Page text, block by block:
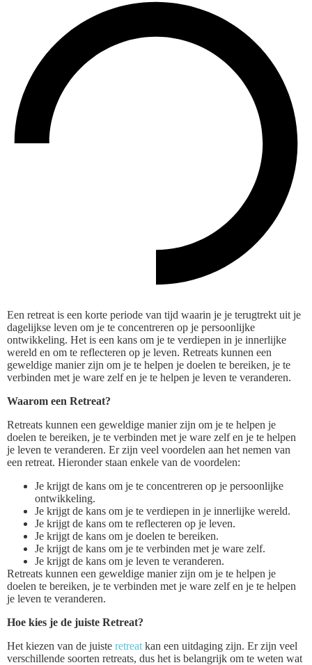
Een retreat is een korte periode van tijd waarin je je terugtrekt uit je
dagelijkse leven om je te concentreren op je persoonlijke
ontwikkeling. Het is een kans om je te verdiepen in je innerlijke
wereld en om te reflecteren op je leven. Retreats kunnen een
geweldige manier zijn om je te helpen je doelen te bereiken, je te
verbinden met je ware zelf en je te helpen je leven te veranderen.
Waarom een Retreat?
Retreats kunnen een geweldige manier zijn om je te helpen je
doelen te bereiken, je te verbinden met je ware zelf en je te helpen
je leven te veranderen. Er zijn veel voordelen aan het nemen van
een retreat. Hieronder staan enkele van de voordelen:
Je krijgt de kans om je te concentreren op je persoonlijke
ontwikkeling.
Je krijgt de kans om je te verdiepen in je innerlijke wereld.
Je krijgt de kans om te reflecteren op je leven.
Je krijgt de kans om je doelen te bereiken.
Je krijgt de kans om je te verbinden met je ware zelf.
Je krijgt de kans om je leven te veranderen.
Retreats kunnen een geweldige manier zijn om je te helpen je
doelen te bereiken, je te verbinden met je ware zelf en je te helpen
je leven te veranderen.
Hoe kies je de juiste Retreat?
Het kiezen van de juiste retreat kan een uitdaging zijn. Er zijn veel
verschillende soorten retreats, dus het is belangrijk om te weten wat